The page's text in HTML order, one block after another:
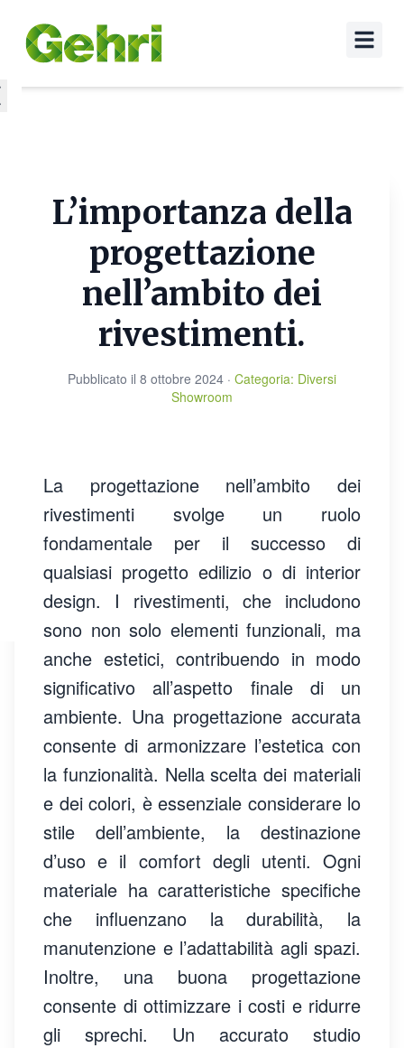
L’importanza della
progettazione
nell’ambito dei
rivestimenti.
Pubblicato il 8 ottobre 2024 · Categoria: Diversi
Showroom
La progettazione nell’ambito dei
rivestimenti svolge un ruolo
fondamentale per il successo di
qualsiasi progetto edilizio o di interior
design. I rivestimenti, che includono
sono non solo elementi funzionali, ma
anche estetici, contribuendo in modo
significativo all’aspetto finale di un
ambiente. Una progettazione accurata
consente di armonizzare l’estetica con
la funzionalità. Nella scelta dei materiali
e dei colori, è essenziale considerare lo
stile dell’ambiente, la destinazione
d’uso e il comfort degli utenti. Ogni
materiale ha caratteristiche specifiche
che influenzano la durabilità, la
manutenzione e l’adattabilità agli spazi.
Inoltre, una buona progettazione
consente di ottimizzare i costi e ridurre
gli sprechi. Un accurato studio